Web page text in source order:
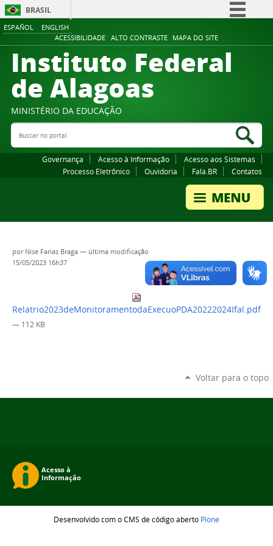
ESPAÑOL ENGLISH
ACESSIBILIDADE ALTO CONTRASTE MAPA DO SITE
BRASIL
Comunica BR
Participe
Canais
Instituto Federal
de Alagoas
MINISTÉRIO DA EDUCAÇÃO
Buscar no portal
Governança Acesso à Informação
Acesso aos Sistemas
Processo Eletrônico
Ouvidoria Fala.BR Contatos
por Nise Farias Braga — última modificação
15/05/2023 16h37
Relatrio2023deMonitoramentodaExecuoPDA20222024Ifal.pdf
— 112 KB
Voltar para o topo
Desenvolvido com o CMS de código aberto Plone